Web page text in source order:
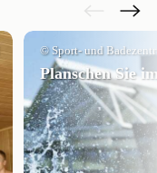
© Sport- und
Planschen Sie